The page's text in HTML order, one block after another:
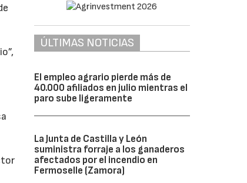
ÚLTIMAS NOTICIAS
El empleo agrario pierde más de
40.000 afiliados en julio mientras el
paro sube ligeramente
La Junta de Castilla y León
suministra forraje a los ganaderos
afectados por el incendio en
Fermoselle (Zamora)